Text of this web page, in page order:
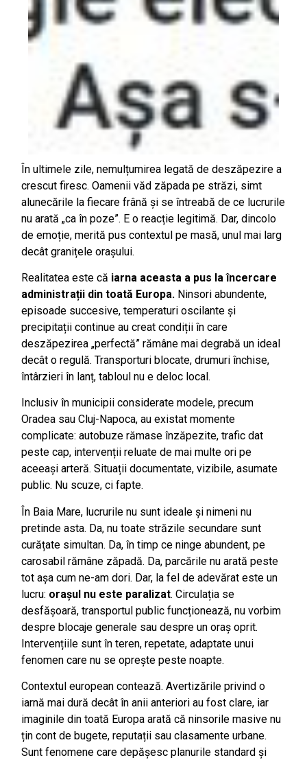
În ultimele zile, nemulțumirea legată de deszăpezire a
crescut firesc. Oamenii văd zăpada pe străzi, simt
alunecările la fiecare frână și se întreabă de ce lucrurile
nu arată „ca în poze”. E o reacție legitimă. Dar, dincolo
de emoție, merită pus contextul pe masă, unul mai larg
decât granițele orașului.
Realitatea este că iarna aceasta a pus la încercare
administrații din toată Europa. Ninsori abundente,
episoade succesive, temperaturi oscilante și
precipitații continue au creat condiții în care
deszăpezirea „perfectă” rămâne mai degrabă un ideal
decât o regulă. Transporturi blocate, drumuri închise,
întârzieri în lanț, tabloul nu e deloc local.
Inclusiv în municipii considerate modele, precum
Oradea sau Cluj-Napoca, au existat momente
complicate: autobuze rămase înzăpezite, trafic dat
peste cap, intervenții reluate de mai multe ori pe
aceeași arteră. Situații documentate, vizibile, asumate
public. Nu scuze, ci fapte.
În Baia Mare, lucrurile nu sunt ideale și nimeni nu
pretinde asta. Da, nu toate străzile secundare sunt
curățate simultan. Da, în timp ce ninge abundent, pe
carosabil rămâne zăpadă. Da, parcările nu arată peste
tot așa cum ne-am dori. Dar, la fel de adevărat este un
lucru: orașul nu este paralizat. Circulația se
desfășoară, transportul public funcționează, nu vorbim
despre blocaje generale sau despre un oraș oprit.
Intervențiile sunt în teren, repetate, adaptate unui
fenomen care nu se oprește peste noapte.
Contextul european contează. Avertizările privind o
iarnă mai dură decât în anii anteriori au fost clare, iar
imaginile din toată Europa arată că ninsorile masive nu
țin cont de bugete, reputații sau clasamente urbane.
Sunt fenomene care depășesc planurile standard și